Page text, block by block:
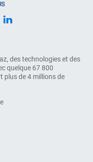
des technologies et des
quelque 67 800
plus de 4 millions de